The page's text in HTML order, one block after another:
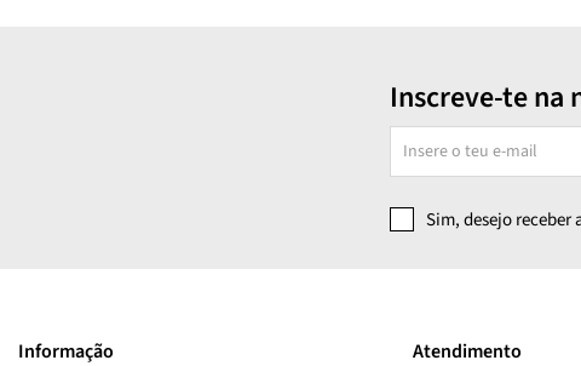
Inscreve-te na
Sim, desejo
Informação Atendimento